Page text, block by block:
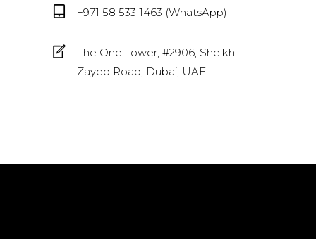
+971 58 533 1463 (WhatsApp)
The One Tower, #2906, Sheikh
Zayed Road, Dubai, UAE